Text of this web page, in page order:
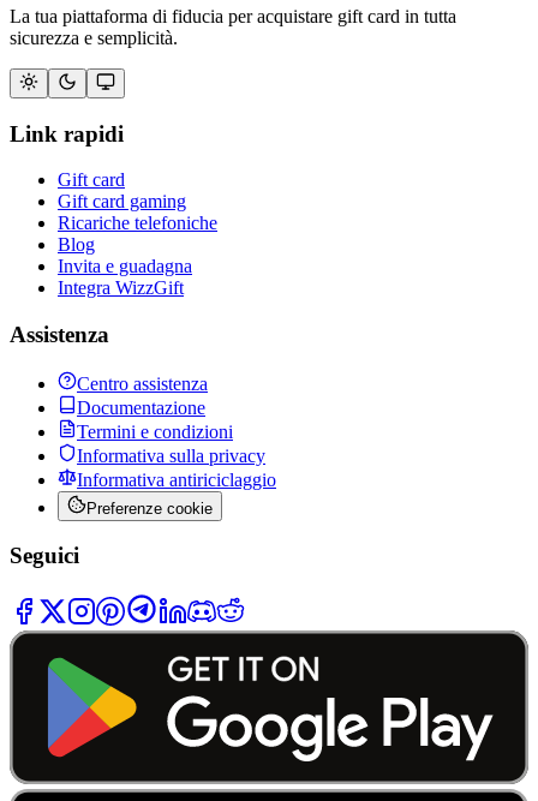
La tua piattaforma di fiducia per acquistare gift card in tutta
sicurezza e semplicità.
Link rapidi
Gift card
Gift card gaming
Ricariche telefoniche
Blog
Invita e guadagna
Integra WizzGift
Assistenza
Centro assistenza
Documentazione
Termini e condizioni
Informativa sulla privacy
Informativa antiriciclaggio
Preferenze cookie
Seguici